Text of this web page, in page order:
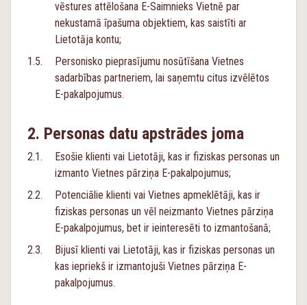
vēstures attēlošana E-Saimnieks Vietnē par
nekustamā īpašuma objektiem, kas saistīti ar
Lietotāja kontu;
Personisko pieprasījumu nosūtīšana Vietnes
sadarbības partneriem, lai saņemtu citus izvēlētos
E-pakalpojumus.
Personas datu apstrādes joma
Esošie klienti vai Lietotāji, kas ir fiziskas personas un
izmanto Vietnes pārziņa E-pakalpojumus;
Potenciālie klienti vai Vietnes apmeklētāji, kas ir
fiziskas personas un vēl neizmanto Vietnes pārziņa
E-pakalpojumus, bet ir ieinteresēti to izmantošanā;
Bijusī klienti vai Lietotāji, kas ir fiziskas personas un
kas iepriekš ir izmantojuši Vietnes pārziņa E-
pakalpojumus.